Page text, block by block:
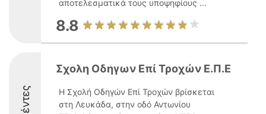
αποτελεσματικά τους υποψηφίους ...
8.8
Σχολη Οδηγων Eπί Τροχών Ε.Π.Ε
Η Σχολή Οδηγών Επί Τροχών βρίσκεται
στη Λευκάδα, στην οδό Αντωνίου